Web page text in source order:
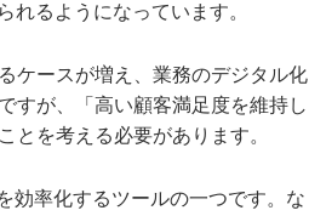
るようになっています。
ケースが増え、業務のデジタル化
すが、「高い顧客満足度を維持し
とを考える必要があります。
効率化するツールの一つです。な